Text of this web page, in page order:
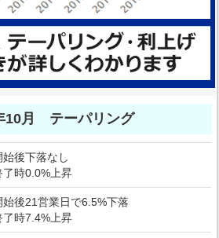
10月 テーパリング
始後下落なし
了時0.0%上昇
始後21営業日で6.5%下落
了時7.4%上昇